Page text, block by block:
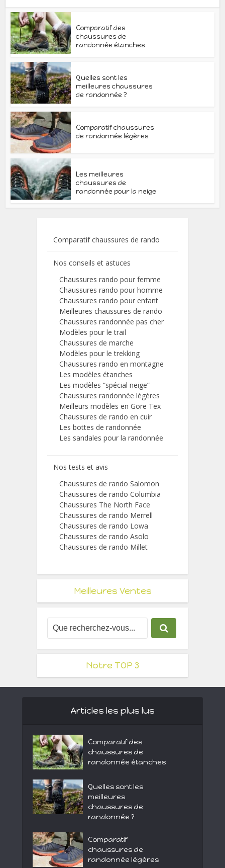
Comparatif des
chaussures de
randonnée étanches
Quelles sont les
meilleures chaussures
de randonnée ?
Comparatif chaussures
de randonnée légères
Les meilleures
chaussures de
randonnée pour la neige
Comparatif chaussures de rando
Nos conseils et astuces
Chaussures rando pour femme
Chaussures rando pour homme
Chaussures rando pour enfant
Meilleures chaussures de rando
Chaussures randonnée pas cher
Modèles pour le trail
Chaussures de marche
Modèles pour le trekking
Chaussures rando en montagne
Les modèles étanches
Les modèles “spécial neige”
Chaussures randonnée légères
Meilleurs modèles en Gore Tex
Chaussures de rando en cuir
Les bottes de randonnée
Les sandales pour la randonnée
Nos tests et avis
Chaussures de rando Salomon
Chaussures de rando Columbia
Chaussures The North Face
Chaussures de rando Merrell
Chaussures de rando Lowa
Chaussures de rando Asolo
Chaussures de rando Millet
Meilleures Ventes
Notre TOP 3
Articles les plus lus
Comparatif des
chaussures de
randonnée étanches
Quelles sont les
meilleures
chaussures de
randonnée ?
Comparatif
chaussures de
randonnée légères